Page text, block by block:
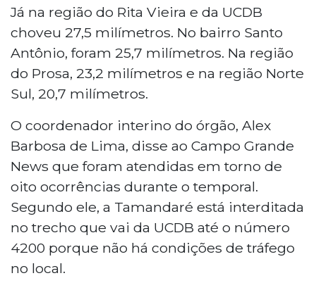
Já na região do Rita Vieira e da UCDB
choveu 27,5 milímetros. No bairro Santo
Antônio, foram 25,7 milímetros. Na região
do Prosa, 23,2 milímetros e na região Norte
Sul, 20,7 milímetros.
O coordenador interino do órgão, Alex
Barbosa de Lima, disse ao Campo Grande
News que foram atendidas em torno de
oito ocorrências durante o temporal.
Segundo ele, a Tamandaré está interditada
no trecho que vai da UCDB até o número
4200 porque não há condições de tráfego
no local.